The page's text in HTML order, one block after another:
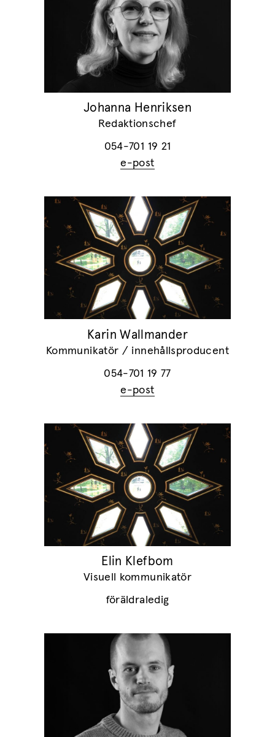
Johanna Henriksen
Redaktionschef
054-701 19 21
e-post
Karin Wallmander
Kommunikatör / innehållsproducent
054-701 19 77
e-post
Elin Klefbom
Visuell kommunikatör
föräldraledig